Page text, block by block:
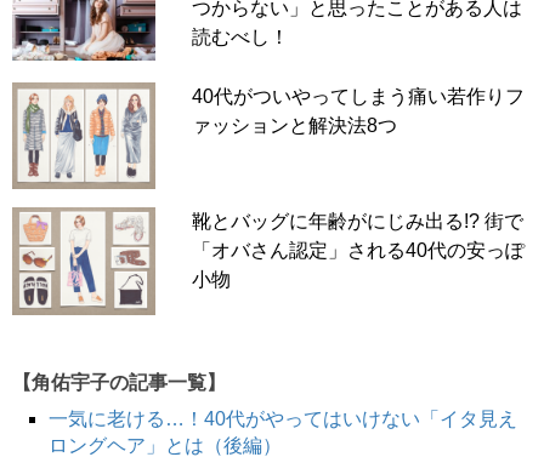
つからない」と思ったことがある人は
読むべし！
40代がついやってしまう痛い若作りフ
ァッションと解決法8つ
靴とバッグに年齢がにじみ出る!? 街で
「オバさん認定」される40代の安っぽ
小物
【角佑宇子の記事一覧】
一気に老ける…！40代がやってはいけない「イタ見え
ロングヘア」とは（後編）